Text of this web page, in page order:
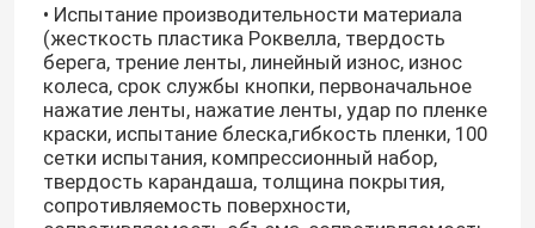
• Испытание производительности материала
(жесткость пластика Роквелла, твердость
берега, трение ленты, линейный износ, износ
колеса, срок службы кнопки, первоначальное
нажатие ленты, нажатие ленты, удар по пленке
краски, испытание блеска,гибкость пленки, 100
сетки испытания, компрессионный набор,
твердость карандаша, толщина покрытия,
сопротивляемость поверхности,